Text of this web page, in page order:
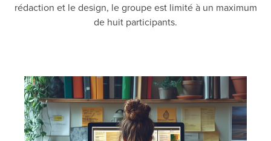
rédaction et le design, le groupe est limité à un maximum
de huit participants.